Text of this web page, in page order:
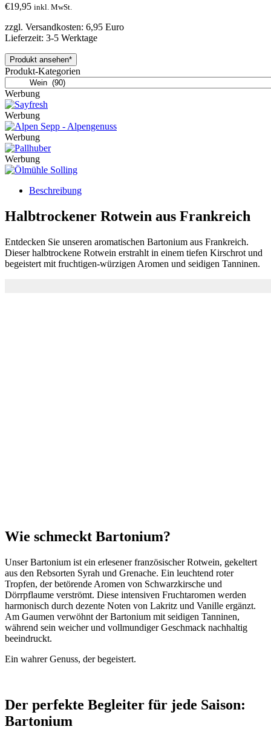
€19,95 inkl. MwSt.
zzgl. Versandkosten: 6,95 Euro
Lieferzeit: 3-5 Werktage
Produkt ansehen*
Produkt-Kategorien
Werbung
Werbung
Werbung
Werbung
Beschreibung
Halbtrockener Rotwein aus Frankreich
Entdecken Sie unseren aromatischen Bartonium aus Frankreich.
Dieser halbtrockene Rotwein erstrahlt in einem tiefen Kirschrot und
begeistert mit fruchtigen-würzigen Aromen und seidigen Tanninen.
Wie schmeckt Bartonium?
Unser Bartonium ist ein erlesener französischer Rotwein, gekeltert
aus den Rebsorten Syrah und Grenache. Ein leuchtend roter
Tropfen, der betörende Aromen von Schwarzkirsche und
Dörrpflaume verströmt. Diese intensiven Fruchtaromen werden
harmonisch durch dezente Noten von Lakritz und Vanille ergänzt.
Am Gaumen verwöhnt der Bartonium mit seidigen Tanninen,
während sein weicher und vollmundiger Geschmack nachhaltig
beeindruckt.
Ein wahrer Genuss, der begeistert.
Der perfekte Begleiter für jede Saison:
Bartonium